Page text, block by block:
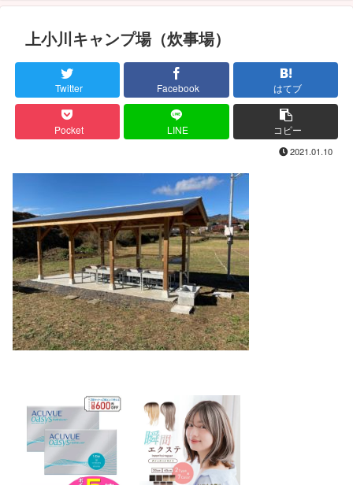
上小川キャンプ場（炊事場）
Twitter Facebook はてブ
Pocket LINE コピー
2021.01.10